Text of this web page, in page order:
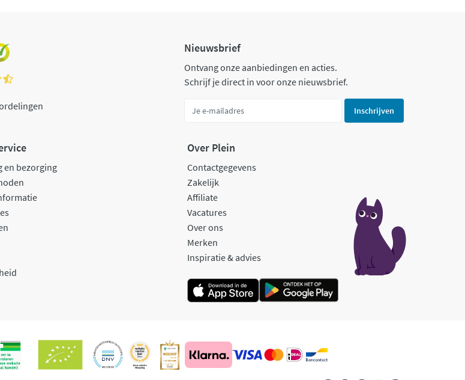
Nieuwsbrief
Ontvang onze aanbiedingen en acties.
Schrijf je direct in voor onze nieuwsbrief.
Inschrijven
en bezorging
Over Plein
Contactgegevens
Zakelijk
Affiliate
Vacatures
Over ons
Merken
Inspiratie & advies